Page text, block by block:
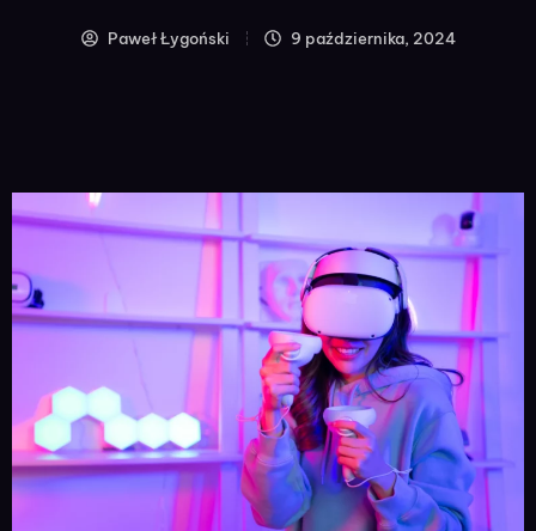
Paweł Łygoński 9 października, 2024